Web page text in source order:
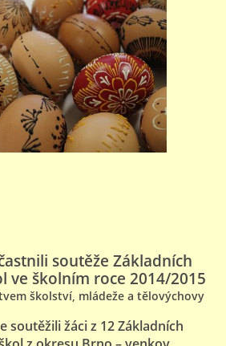
soutěže Základních
ve školním roce 2014/2015
školství, mládeže a tělovýchovy
soutěžili žáci z 12 Základních